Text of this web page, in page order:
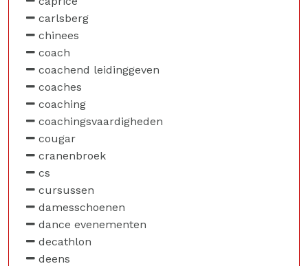
carlsberg
chinees
coach
coachend leidinggeven
coaches
coaching
coachingsvaardigheden
cougar
cranenbroek
cs
cursussen
damesschoenen
dance evenementen
decathlon
deens